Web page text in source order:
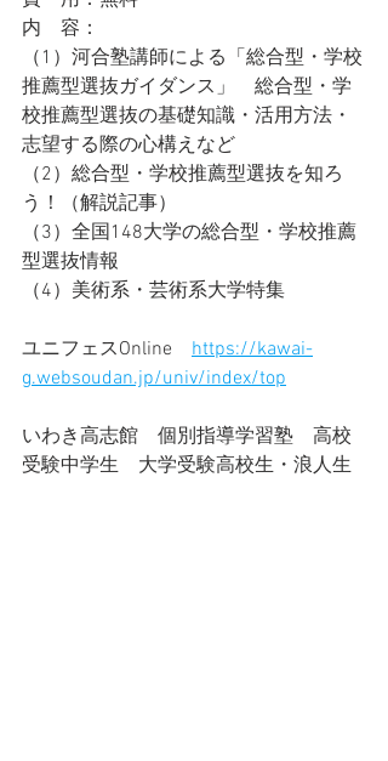
内　容：
（1）河合塾講師による「総合型・学校
推薦型選抜ガイダンス」　総合型・学
校推薦型選抜の基礎知識・活用方法・
志望する際の心構えなど
（2）総合型・学校推薦型選抜を知ろ
う！（解説記事）
（3）全国148大学の総合型・学校推薦
型選抜情報
（4）美術系・芸術系大学特集
ユニフェスOnline https://kawai-
g.websoudan.jp/univ/index/top
いわき高志館　個別指導学習塾　高校
受験中学生　大学受験高校生・浪人生